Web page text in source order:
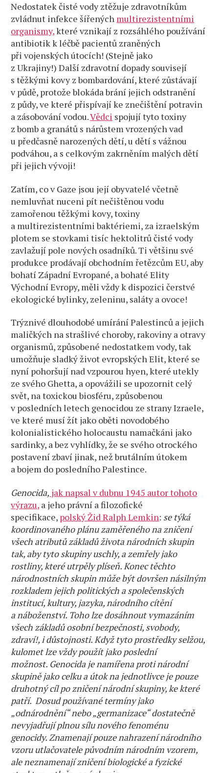
Nedostatek čisté vody ztěžuje zdravotníkům
zvládnut infekce šířených multirezistentními
organismy,které vznikají z rozsáhlého používání
antibiotik k léčbě pacientů zraněných
při vojenských útocích! (Stejně jako
z Ukrajiny!) Další zdravotní dopady souvisejí
s těžkými kovy z bombardování, které zůstávají
v půdě, protože blokáda brání jejich odstranění
z půdy, ve které přispívají ke znečištění potravin
a zásobování vodou.Vědci spojují tyto toxiny
z bomb a granátů s nárůstem vrozených vad
u předčasně narozených dětí, u dětí s vážnou
podváhou, a s celkovým zakrněním malých dětí
při jejich vývoji!
Zatím, co v Gaze jsou její obyvatelé včetně
nemluvňat nuceni pít nečištěnou vodu
zamořenou těžkými kovy, toxiny
a multirezistentními baktériemi, za izraelským
plotem se stovkami tisíc hektolitrů čisté vody
zavlažují pole nových osadníků. Ti většinu své
produkce prodávají obchodním řetězcům EU, aby
bohatí Západní Evropané, a bohaté Elity
Východní Evropy, měli vždy k dispozici čerstvé
ekologické bylinky, zeleninu, saláty a ovoce!
Trýznivé dlouhodobé umírání Palestinců a jejich
maličkých na strašlivé choroby, rakoviny a otravy
organismů, způsobené nedostatkem vody, tak
umožňuje sladký život evropských Elit, které se
nyní pohoršují nad vzpourou hyen, které utekly
ze svého Ghetta, a opovážili se upozornit celý
svět, na toxickou biosféru, způsobenou
v posledních letech genocidou ze strany Izraele,
ve které musí žít jako oběti novodobého
kolonialistického holocaustu namačkáni jako
sardinky, a bez vyhlídky, že se svého otrockého
postavení zbaví jinak, než brutálním útokem
a bojem do posledního Palestince.
Genocida, jak napsal v dubnu 1945 autor tohoto
výrazu, a jeho právní a filozofické
specifikace, polský Žid Ralph Lemkin: se týká
koordinovaného plánu zaměřeného na zničení
všech atributů základů života národních skupin
tak, aby tyto skupiny uschly, a zemřely jako
rostliny, které utrpěly plíseň. Konec těchto
národnostních skupin může být dovršen násilným
rozkladem jejich politických a společenských
institucí, kultury, jazyka, národního cítění
a náboženství. Toho lze dosáhnout vymazáním
všech základů osobní bezpečnosti, svobody,
zdraví!, i důstojnosti. Když tyto prostředky selžou,
kulomet lze vždy použít jako poslední
možnost. Genocida je namířena proti národní
skupině jako celku a útok na jednotlivce je pouze
druhotný cíl po zničení národní skupiny, ke které
patří. Dosud používané termíny jako
„odnárodnění“ nebo „germanizace“ dostatečně
nevyjadřují plnou sílu nového fenoménu
genocidy. Znamenají pouze nahrazení národního
vzoru utlačovatele původním národním vzorem,
ale neznamenají zničení biologické a fyzické